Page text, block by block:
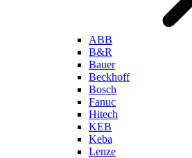
ABB
B&R
Bauer
Beckhoff
Bosch
Fanuc
Hitech
KEB
Keba
Lenze